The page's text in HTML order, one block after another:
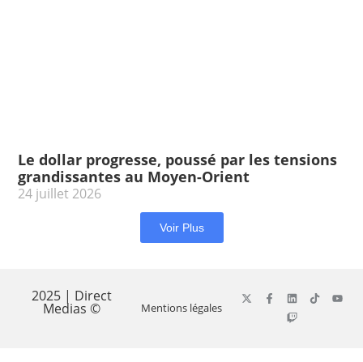
Le dollar progresse, poussé par les tensions
grandissantes au Moyen-Orient
24 juillet 2026
Voir Plus
2025 | Direct
Medias © Mentions légales